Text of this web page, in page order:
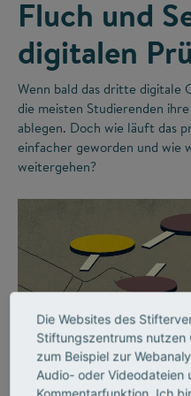
Fluch und
digitalen
Wenn bald das dritte digitale
die meisten Studierenden
ablegen. Doch wie läuft das
einfacher geworden und wie
weitergehen?
Die Websites des
Stiftungszentrums nutzen
zum Beispiel zur
Audio- oder Videodateien